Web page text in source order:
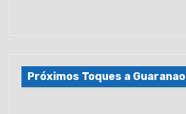
i
Próximos Toques a Guaranao